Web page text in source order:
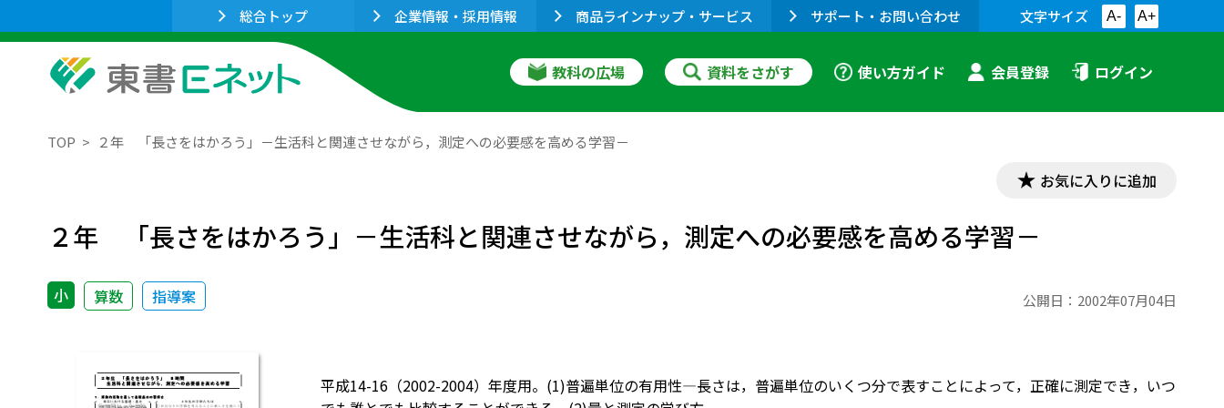
総合トップ 企業情報・採用情報 商品ラインナップ・サービス サポート・お問い合わせ 文字サイズ A- A+
教科の広場 資料をさがす 使い方ガイド 会員登録 ログイン
TOP ２年 「長さをはかろう」－生活科と関連させながら，測定への必要感を高める学習－
お気に入りに追加
２年 「長さをはかろう」－生活科と関連させながら，測定への必要感を高める学習－
小 算数 指導案 公開日： 2002年07月04日
平成14-16（2002-2004）年度用。(1)普遍単位の有用性―長さは，普遍単位のいくつ分で表すことによって，正確に測定でき，いつ